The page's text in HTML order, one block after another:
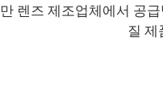
만 렌즈 제조업체에서 공
질 제